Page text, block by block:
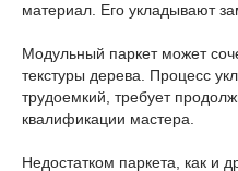
материал. Его укладывают
Модульный паркет может
текстуры дерева. Процесс
трудоемкий, требует
квалификации мастера.
Недостатком паркета, как и